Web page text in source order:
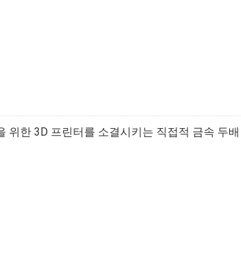
위한 3D 프린터를 소결시키는 직접적 금속 두배